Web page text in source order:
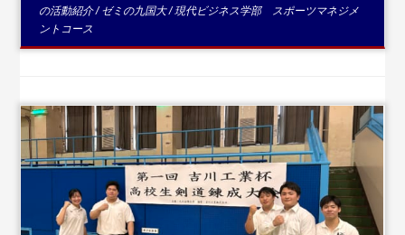
の活動紹介/ゼミの九国大/現代ビジネス学部 スポーツマネジメ
ントコース
...続きを読む